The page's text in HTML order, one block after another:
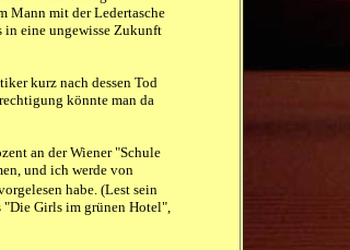
Mann mit der Ledertasche
in eine ungewisse Zukunft
kurz nach dessen Tod
könnte man da
an der Wiener "Schule
und ich werde von
habe. (Lest sein
"Die Girls im grünen Hotel",